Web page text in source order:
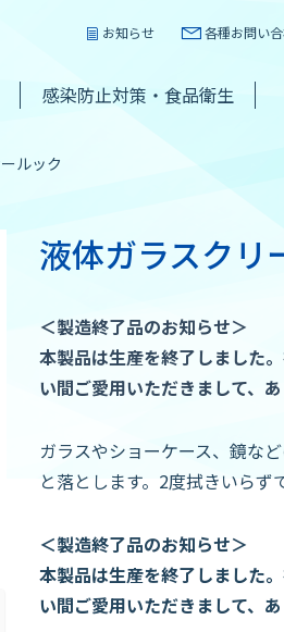
お知らせ 各種お問い
感染防止対策・食品衛生
ルック
液体ガラスクリ
＜製造終了品のお知らせ＞
本製品は生産を終了しました
い間ご愛用いただきまして、
ガラスやショーケース、鏡な
と落とします。2度拭きいらず
＜製造終了品のお知らせ＞
本製品は生産を終了しました
い間ご愛用いただきまして、